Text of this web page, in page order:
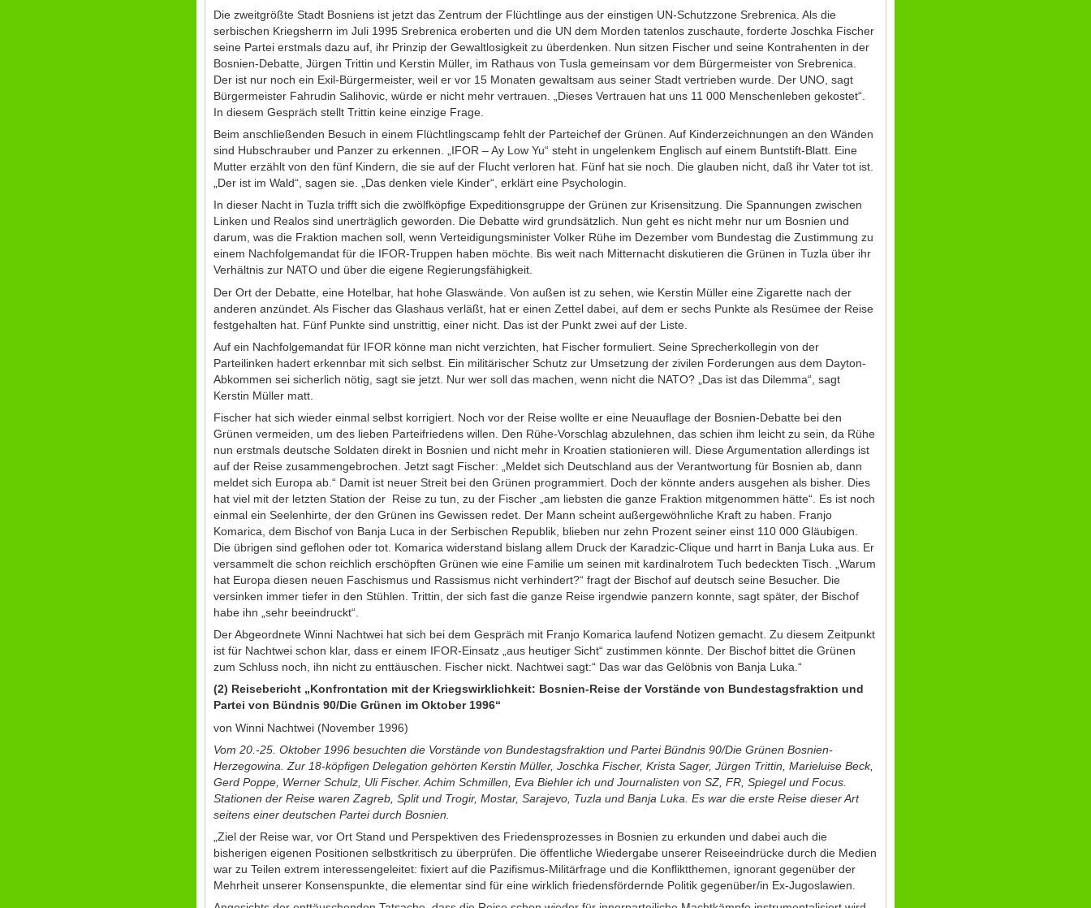
Die zweitgrößte Stadt Bosniens ist jetzt das Zentrum der Flüchtlinge aus der einstigen UN-Schutzzone Srebrenica. Als die
serbischen Kriegsherrn im Juli 1995 Srebrenica eroberten und die UN dem Morden tatenlos zuschaute, forderte Joschka Fischer
seine Partei erstmals dazu auf, ihr Prinzip der Gewaltlosigkeit zu überdenken. Nun sitzen Fischer und seine Kontrahenten in der
Bosnien-Debatte, Jürgen Trittin und Kerstin Müller, im Rathaus von Tusla gemeinsam vor dem Bürgermeister von Srebrenica.
Der ist nur noch ein Exil-Bürgermeister, weil er vor 15 Monaten gewaltsam aus seiner Stadt vertrieben wurde. Der UNO, sagt
Bürgermeister Fahrudin Salihovic, würde er nicht mehr vertrauen. „Dieses Vertrauen hat uns 11 000 Menschenleben gekostet“.
In diesem Gespräch stellt Trittin keine einzige Frage.
Beim anschließenden Besuch in einem Flüchtlingscamp fehlt der Parteichef der Grünen. Auf Kinderzeichnungen an den Wänden
sind Hubschrauber und Panzer zu erkennen. „IFOR – Ay Low Yu“ steht in ungelenkem Englisch auf einem Buntstift-Blatt. Eine
Mutter erzählt von den fünf Kindern, die sie auf der Flucht verloren hat. Fünf hat sie noch. Die glauben nicht, daß ihr Vater tot ist.
„Der ist im Wald“, sagen sie. „Das denken viele Kinder“, erklärt eine Psychologin.
In dieser Nacht in Tuzla trifft sich die zwölfköpfige Expeditionsgruppe der Grünen zur Krisensitzung. Die Spannungen zwischen
Linken und Realos sind unerträglich geworden. Die Debatte wird grundsätzlich. Nun geht es nicht mehr nur um Bosnien und
darum, was die Fraktion machen soll, wenn Verteidigungsminister Volker Rühe im Dezember vom Bundestag die Zustimmung zu
einem Nachfolgemandat für die IFOR-Truppen haben möchte. Bis weit nach Mitternacht diskutieren die Grünen in Tuzla über ihr
Verhältnis zur NATO und über die eigene Regierungsfähigkeit.
Der Ort der Debatte, eine Hotelbar, hat hohe Glaswände. Von außen ist zu sehen, wie Kerstin Müller eine Zigarette nach der
anderen anzündet. Als Fischer das Glashaus verläßt, hat er einen Zettel dabei, auf dem er sechs Punkte als Resümee der Reise
festgehalten hat. Fünf Punkte sind unstrittig, einer nicht. Das ist der Punkt zwei auf der Liste.
Auf ein Nachfolgemandat für IFOR könne man nicht verzichten, hat Fischer formuliert. Seine Sprecherkollegin von der
Parteilinken hadert erkennbar mit sich selbst. Ein militärischer Schutz zur Umsetzung der zivilen Forderungen aus dem Dayton-
Abkommen sei sicherlich nötig, sagt sie jetzt. Nur wer soll das machen, wenn nicht die NATO? „Das ist das Dilemma“, sagt
Kerstin Müller matt.
Fischer hat sich wieder einmal selbst korrigiert. Noch vor der Reise wollte er eine Neuauflage der Bosnien-Debatte bei den
Grünen vermeiden, um des lieben Parteifriedens willen. Den Rühe-Vorschlag abzulehnen, das schien ihm leicht zu sein, da Rühe
nun erstmals deutsche Soldaten direkt in Bosnien und nicht mehr in Kroatien stationieren will. Diese Argumentation allerdings ist
auf der Reise zusammengebrochen. Jetzt sagt Fischer: „Meldet sich Deutschland aus der Verantwortung für Bosnien ab, dann
meldet sich Europa ab.“ Damit ist neuer Streit bei den Grünen programmiert. Doch der könnte anders ausgehen als bisher. Dies
hat viel mit der letzten Station der Reise zu tun, zu der Fischer „am liebsten die ganze Fraktion mitgenommen hätte“. Es ist noch
einmal ein Seelenhirte, der den Grünen ins Gewissen redet. Der Mann scheint außergewöhnliche Kraft zu haben. Franjo
Komarica, dem Bischof von Banja Luca in der Serbischen Republik, blieben nur zehn Prozent seiner einst 110 000 Gläubigen.
Die übrigen sind geflohen oder tot. Komarica widerstand bislang allem Druck der Karadzic-Clique und harrt in Banja Luka aus. Er
versammelt die schon reichlich erschöpften Grünen wie eine Familie um seinen mit kardinalrotem Tuch bedeckten Tisch. „Warum
hat Europa diesen neuen Faschismus und Rassismus nicht verhindert?“ fragt der Bischof auf deutsch seine Besucher. Die
versinken immer tiefer in den Stühlen. Trittin, der sich fast die ganze Reise irgendwie panzern konnte, sagt später, der Bischof
habe ihn „sehr beeindruckt“.
Der Abgeordnete Winni Nachtwei hat sich bei dem Gespräch mit Franjo Komarica laufend Notizen gemacht. Zu diesem Zeitpunkt
ist für Nachtwei schon klar, dass er einem IFOR-Einsatz „aus heutiger Sicht“ zustimmen könnte. Der Bischof bittet die Grünen
zum Schluss noch, ihn nicht zu enttäuschen. Fischer nickt. Nachtwei sagt:“ Das war das Gelöbnis von Banja Luka.“
(2) Reisebericht „Konfrontation mit der Kriegswirklichkeit: Bosnien-Reise der Vorstände von Bundestagsfraktion und
Partei von Bündnis 90/Die Grünen im Oktober 1996“
von Winni Nachtwei (November 1996)
Vom 20.-25. Oktober 1996 besuchten die Vorstände von Bundestagsfraktion und Partei Bündnis 90/Die Grünen Bosnien-
Herzegowina. Zur 18-köpfigen Delegation gehörten Kerstin Müller, Joschka Fischer, Krista Sager, Jürgen Trittin, Marieluise Beck,
Gerd Poppe, Werner Schulz, Uli Fischer. Achim Schmillen, Eva Biehler ich und Journalisten von SZ, FR, Spiegel und Focus.
Stationen der Reise waren Zagreb, Split und Trogir, Mostar, Sarajevo, Tuzla und Banja Luka. Es war die erste Reise dieser Art
seitens einer deutschen Partei durch Bosnien.
„Ziel der Reise war, vor Ort Stand und Perspektiven des Friedensprozesses in Bosnien zu erkunden und dabei auch die
bisherigen eigenen Positionen selbstkritisch zu überprüfen. Die öffentliche Wiedergabe unserer Reiseeindrücke durch die Medien
war zu Teilen extrem interessengeleitet: fixiert auf die Pazifismus-Militärfrage und die Konfliktthemen, ignorant gegenüber der
Mehrheit unserer Konsenspunkte, die elementar sind für eine wirklich friedensfördernde Politik gegenüber/in Ex-Jugoslawien.